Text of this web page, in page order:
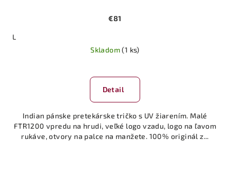
€81
L
Skladom(1 ks)
Detail
Indian pánske pretekárske tričko s UV žiarením. Malé
FTR1200 vpredu na hrudi, veľké logo vzadu, logo na ľavom
rukáve, otvory na palce na manžete. 100% originál z...